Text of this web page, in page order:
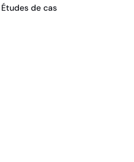
Études de cas